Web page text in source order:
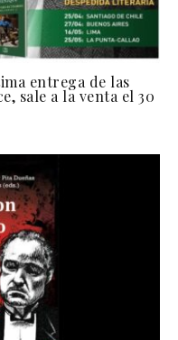
entrega de las
sale a la venta el 30